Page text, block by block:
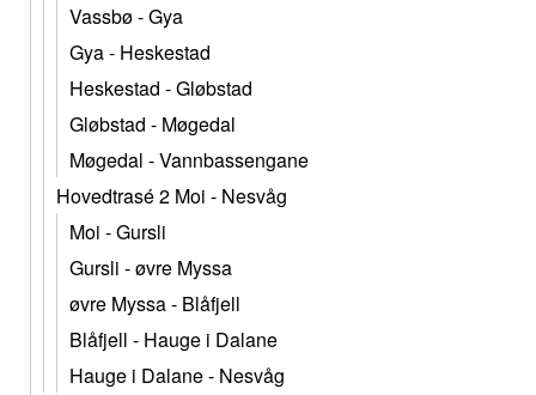
Vassbø - Gya
Gya - Heskestad
Heskestad - Gløbstad
Gløbstad - Møgedal
Møgedal - Vannbassengane
Hovedtrasé 2 Moi - Nesvåg
Moi - Gursli
Gursli - øvre Myssa
øvre Myssa - Blåfjell
Blåfjell - Hauge i Dalane
Hauge i Dalane - Nesvåg